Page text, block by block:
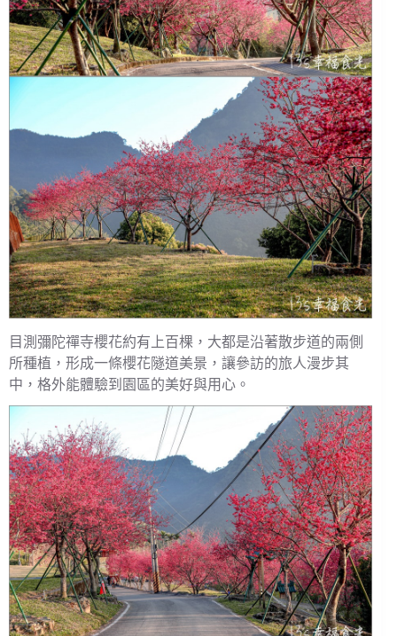
目測彌陀禪寺櫻花約有上百棵，大都是沿著散步道的兩側
所種植，形成一條櫻花隧道美景，讓參訪的旅人漫步其
中，格外能體驗到園區的美好與用心。